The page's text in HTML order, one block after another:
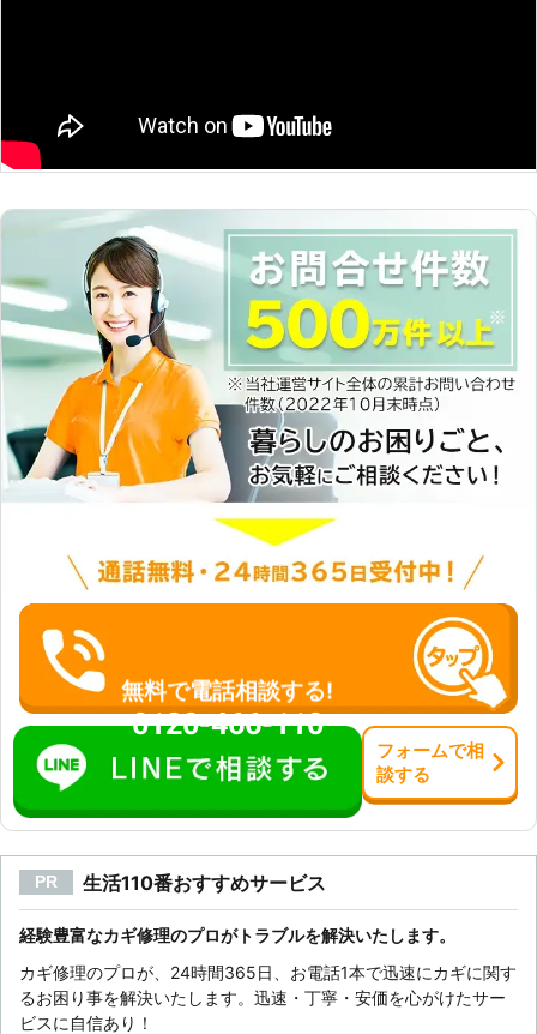
無料で電話相談する!
0120-466-110
フォームで相
談する
PR 生活110番おすすめサービス
経験豊富なカギ修理のプロがトラブルを解決いたします。
カギ修理のプロが、24時間365日、お電話1本で迅速にカギに関す
るお困り事を解決いたします。迅速・丁寧・安価を心がけたサー
ビスに自信あり！